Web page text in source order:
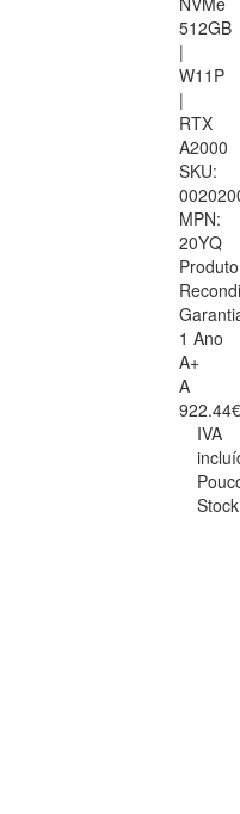
512GB
|
W11P
|
RTX
A2000
SKU:
MPN:
20YQ
1 Ano
A+
A
922.44€
IVA
Stock